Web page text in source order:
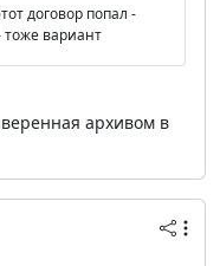
договор попал -
вариант
архивом в